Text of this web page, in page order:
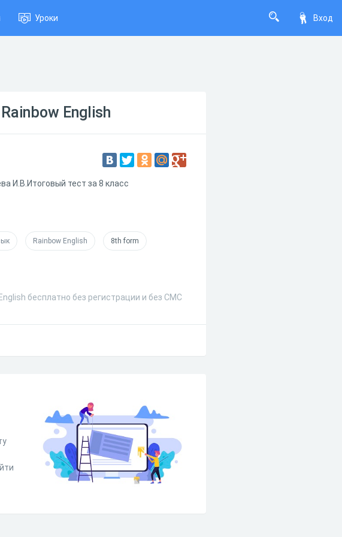
Вход
Уроки
English
И.В.Итоговый тест за 8 класс
Rainbow English 8th form
бесплатно без регистрации и без СМС